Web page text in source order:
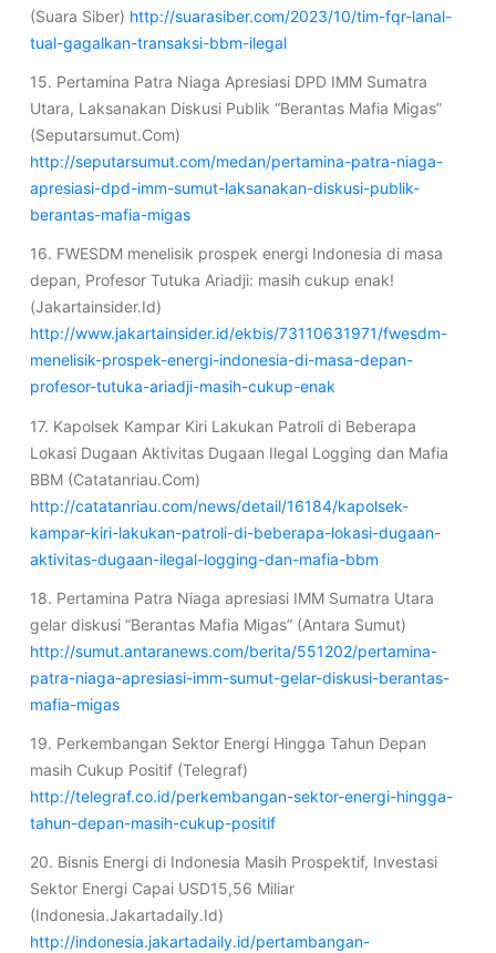
(Suara Siber) http://suarasiber.com/2023/10/tim-fqr-lanal-
tual-gagalkan-transaksi-bbm-ilegal
15. Pertamina Patra Niaga Apresiasi DPD IMM Sumatra
Utara, Laksanakan Diskusi Publik “Berantas Mafia Migas”
(Seputarsumut.Com)
http://seputarsumut.com/medan/pertamina-patra-niaga-
apresiasi-dpd-imm-sumut-laksanakan-diskusi-publik-
berantas-mafia-migas
16. FWESDM menelisik prospek energi Indonesia di masa
depan, Profesor Tutuka Ariadji: masih cukup enak!
(Jakartainsider.Id)
http://www.jakartainsider.id/ekbis/73110631971/fwesdm-
menelisik-prospek-energi-indonesia-di-masa-depan-
profesor-tutuka-ariadji-masih-cukup-enak
17. Kapolsek Kampar Kiri Lakukan Patroli di Beberapa
Lokasi Dugaan Aktivitas Dugaan Ilegal Logging dan Mafia
BBM (Catatanriau.Com)
http://catatanriau.com/news/detail/16184/kapolsek-
kampar-kiri-lakukan-patroli-di-beberapa-lokasi-dugaan-
aktivitas-dugaan-ilegal-logging-dan-mafia-bbm
18. Pertamina Patra Niaga apresiasi IMM Sumatra Utara
gelar diskusi “Berantas Mafia Migas” (Antara Sumut)
http://sumut.antaranews.com/berita/551202/pertamina-
patra-niaga-apresiasi-imm-sumut-gelar-diskusi-berantas-
mafia-migas
19. Perkembangan Sektor Energi Hingga Tahun Depan
masih Cukup Positif (Telegraf)
http://telegraf.co.id/perkembangan-sektor-energi-hingga-
tahun-depan-masih-cukup-positif
20. Bisnis Energi di Indonesia Masih Prospektif, Investasi
Sektor Energi Capai USD15,56 Miliar
(Indonesia.Jakartadaily.Id)
http://indonesia.jakartadaily.id/pertambangan-